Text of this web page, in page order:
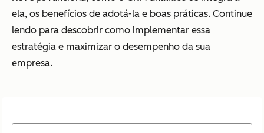
ela, os benefícios de adotá-la e boas práticas. Continue
lendo para descobrir como implementar essa
estratégia e maximizar o desempenho da sua
empresa.